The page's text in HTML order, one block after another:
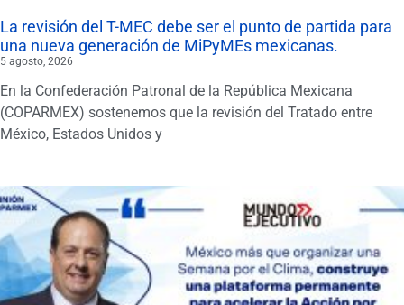
La revisión del T-MEC debe ser el punto de partida para
una nueva generación de MiPyMEs mexicanas.
5 agosto, 2026
En la Confederación Patronal de la República Mexicana
(COPARMEX) sostenemos que la revisión del Tratado entre
México, Estados Unidos y